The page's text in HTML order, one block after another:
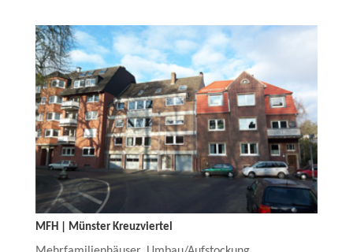
MFH | Münster Kreuzviertel